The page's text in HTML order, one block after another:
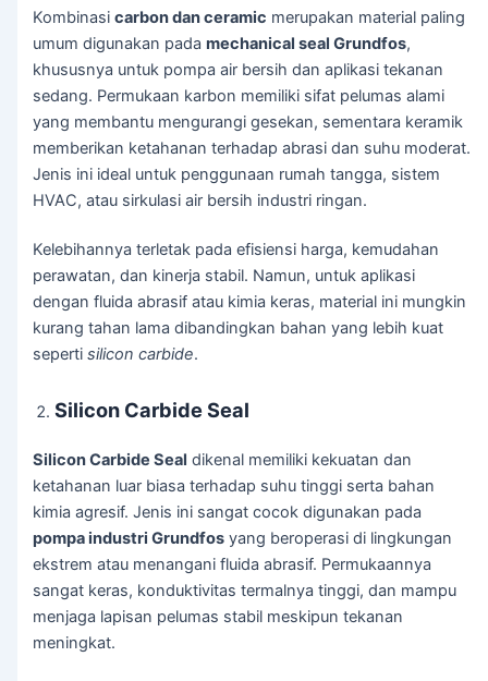
Kombinasicarbon dan ceramic merupakan material paling
umum digunakan padamechanical seal Grundfos,
khususnya untuk pompa air bersih dan aplikasi tekanan
sedang. Permukaan karbon memiliki sifat pelumas alami
yang membantu mengurangi gesekan, sementara keramik
memberikan ketahanan terhadap abrasi dan suhu moderat.
Jenis ini ideal untuk penggunaan rumah tangga, sistem
HVAC, atau sirkulasi air bersih industri ringan.
Kelebihannya terletak pada efisiensi harga, kemudahan
perawatan, dan kinerja stabil. Namun, untuk aplikasi
dengan fluida abrasif atau kimia keras, material ini mungkin
kurang tahan lama dibandingkan bahan yang lebih kuat
sepertisilicon carbide.
Silicon Carbide Seal
Silicon Carbide Seal dikenal memiliki kekuatan dan
ketahanan luar biasa terhadap suhu tinggi serta bahan
kimia agresif. Jenis ini sangat cocok digunakan pada
pompa industri Grundfos yang beroperasi di lingkungan
ekstrem atau menangani fluida abrasif. Permukaannya
sangat keras, konduktivitas termalnya tinggi, dan mampu
menjaga lapisan pelumas stabil meskipun tekanan
meningkat.